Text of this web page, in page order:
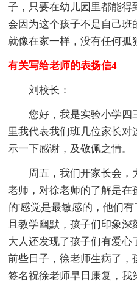
子，只要在幼儿园里都能得
会因为这个孩子不是自己班
就像在家一样，没有任何孤
有关写给老师的表扬信4
刘校长：
您好，我是实验小学四
里我代表我们班几位家长
示一下感谢，及敬佩之情。
周五，我们开家长会，
老师，对徐老师的了解是在
的'感觉是最敏感的，他们
且教学幽默，孩子们印象
大人还发现了孩子们有爱心
前些日子，徐老师生病了，
签名祝徐老师早日康复，